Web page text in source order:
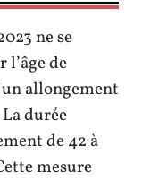
ne se
l’âge de
allongement
durée
de 42 à
mesure